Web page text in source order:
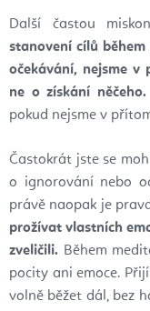
Další častou
stanovení cílů
očekávání, nejsme v
ne o získání něčeho.
pokud nejsme v
Častokrát jste se
o ignorování nebo
právě naopak je
prožívat vlastních
zveličili. Během
pocity ani emoce.
volně běžet dál, bez